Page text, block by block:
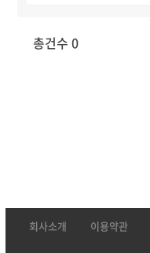
총건수 0
회사소개 이용약관